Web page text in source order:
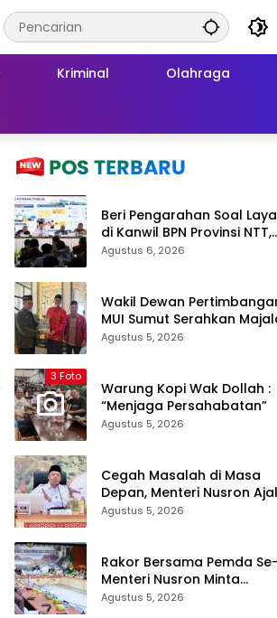
Kriminal Olahraga
Beri Pengarahan Soal
di Kanwil BPN Provinsi NTT,
Menteri Nusron: Gunakan
Agustus 6, 2026
Wakil Dewan
MUI Sumut Serahkan
Media Ulama ke Wamen
Agustus 5, 2026
3 Foto
Warung Kopi Wak Dollah :
“Menjaga Persahabatan”
Agustus 5, 2026
Cegah Masalah di Masa
Depan, Menteri Nusron
Pemda Percepat Sertipikasi
Agustus 5, 2026
Rakor Bersama Pemda
Menteri Nusron Minta
Dukungan Kepala Daerah
Agustus 5, 2026